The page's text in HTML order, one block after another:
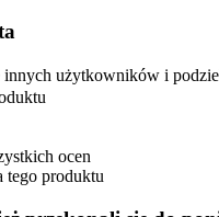
innych użytkowników i
ocen
tego produktu